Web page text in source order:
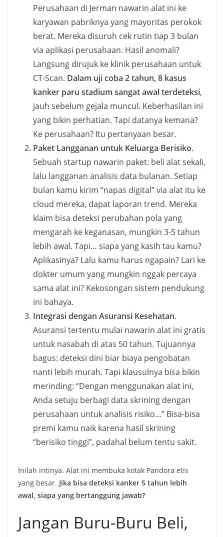
Perusahaan di Jerman nawarin alat ini ke
karyawan pabriknya yang mayoritas perokok
berat. Mereka disuruh cek rutin tiap 3 bulan
via aplikasi perusahaan. Hasil anomali?
Langsung dirujuk ke klinik perusahaan untuk
CT-Scan. Dalam uji coba 2 tahun, 8 kasus
kanker paru stadium sangat awal terdeteksi,
jauh sebelum gejala muncul. Keberhasilan ini
yang bikin perhatian. Tapi datanya kemana?
Ke perusahaan? Itu pertanyaan besar.
Paket Langganan untuk Keluarga Berisiko.
Sebuah startup nawarin paket: beli alat sekali,
lalu langganan analisis data bulanan. Setiap
bulan kamu kirim “napas digital” via alat itu ke
cloud mereka, dapat laporan trend. Mereka
klaim bisa deteksi perubahan pola yang
mengarah ke keganasan, mungkin 3-5 tahun
lebih awal. Tapi… siapa yang kasih tau kamu?
Aplikasinya? Lalu kamu harus ngapain? Lari ke
dokter umum yang mungkin nggak percaya
sama alat ini? Kekosongan sistem pendukung
ini bahaya.
Integrasi dengan Asuransi Kesehatan.
Asuransi tertentu mulai nawarin alat ini gratis
untuk nasabah di atas 50 tahun. Tujuannya
bagus: deteksi dini biar biaya pengobatan
nanti lebih murah. Tapi klausulnya bisa bikin
merinding: “Dengan menggunakan alat ini,
Anda setuju berbagi data skrining dengan
perusahaan untuk analisis risiko…” Bisa-bisa
premi kamu naik karena hasil skrining
“berisiko tinggi”, padahal belum tentu sakit.
Inilah intinya. Alat ini membuka kotak Pandora etis
yang besar. Jika bisa deteksi kanker 5 tahun lebih
awal, siapa yang bertanggung jawab?
Jangan Buru-Buru Beli,